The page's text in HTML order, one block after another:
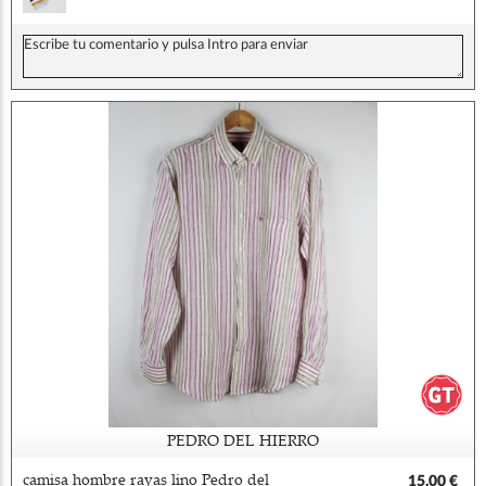
PEDRO DEL HIERRO
camisa hombre rayas lino Pedro del 15,00 €